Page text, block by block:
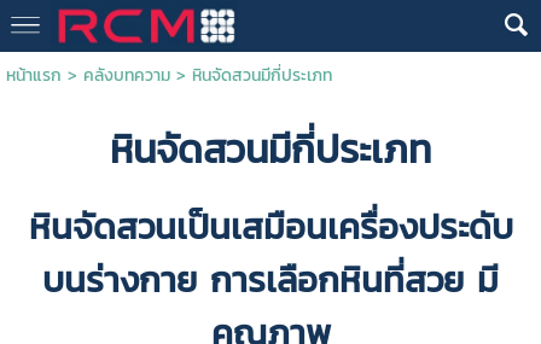
หน้าแรก > คลังบทความ> หินจัดสวนมีกี่ประเภท
หินจัดสวนมีกี่ประเภท
หินจัดสวนเป็นเสมือนเครื่องประดับ
บนร่างกาย การเลือกหินที่สวย มี
คุณภาพ